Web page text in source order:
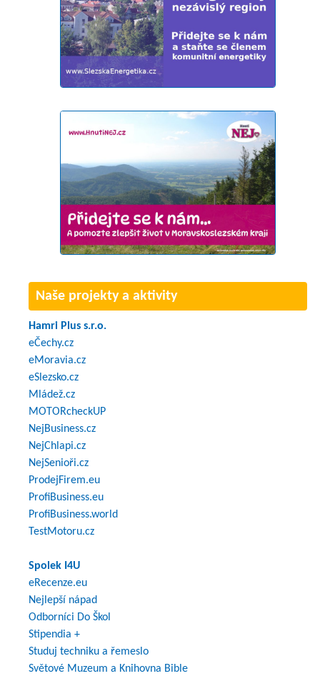
Naše projekty a aktivity
Hamri Plus s.r.o.
eČechy.cz
eMoravia.cz
eSlezsko.cz
Mládež.cz
MOTORcheckUP
NejBusiness.cz
NejChlapi.cz
NejSenioři.cz
ProdejFirem.eu
ProfiBusiness.eu
ProfiBusiness.world
TestMotoru.cz
Spolek I4U
eRecenze.eu
Nejlepší nápad
Odborníci Do Škol
Stipendia +
Studuj techniku a řemeslo
Světové Muzeum a Knihovna Bible